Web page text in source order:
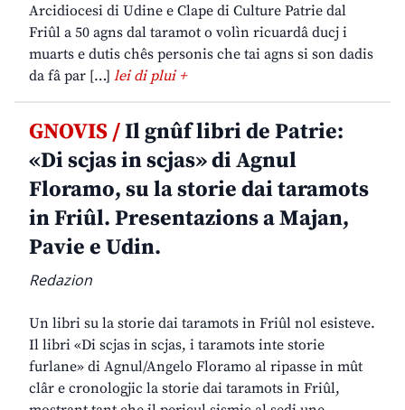
Arcidiocesi di Udine e Clape di Culture Patrie dal
Friûl a 50 agns dal taramot o volìn ricuardâ ducj i
muarts e dutis chês personis che tai agns si son dadis
da fâ par […] lei di plui +
GNOVIS /Il gnûf libri de Patrie:
«Di scjas in scjas» di Agnul
Floramo, su la storie dai taramots
in Friûl. Presentazions a Majan,
Pavie e Udin.
Redazion
Un libri su la storie dai taramots in Friûl nol esisteve.
Il libri «Di scjas in scjas, i taramots inte storie
furlane» di Agnul/Angelo Floramo al ripasse in mût
clâr e cronologjic la storie dai taramots in Friûl,